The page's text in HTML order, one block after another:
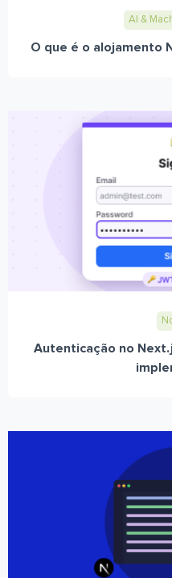
AI &
O que é o alojamento
Autenticação no